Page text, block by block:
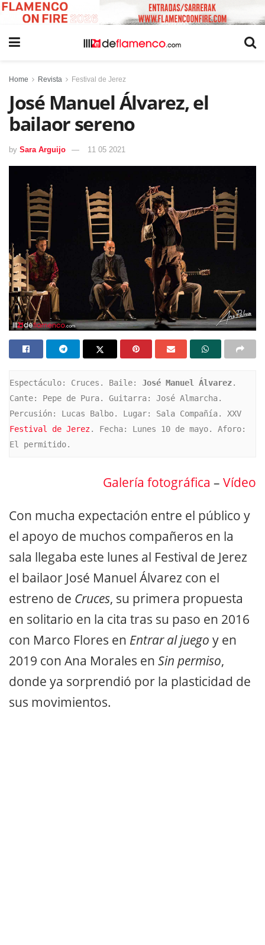
Home Revista Festival de Jerez
José Manuel Álvarez, el
bailaor sereno
by Sara Arguijo 11 05 2021
Espectáculo: Cruces. Baile: José Manuel Álvarez.
Cante: Pepe de Pura. Guitarra: José Almarcha.
Festival de Jerez. Fecha: Lunes 10 de mayo. Aforo:
El permitido.
Galería fotográfica – Vídeo
Con mucha expectación entre el público y
el apoyo de muchos compañeros en la
sala llegaba este lunes al Festival de Jerez
el bailaor José Manuel Álvarez con el
estreno de Cruces, su primera propuesta
en solitario en la cita tras su paso en 2016
con Marco Flores en Entrar al juego y en
2019 con Ana Morales en Sin permiso,
donde ya sorprendió por la plasticidad de
sus movimientos.